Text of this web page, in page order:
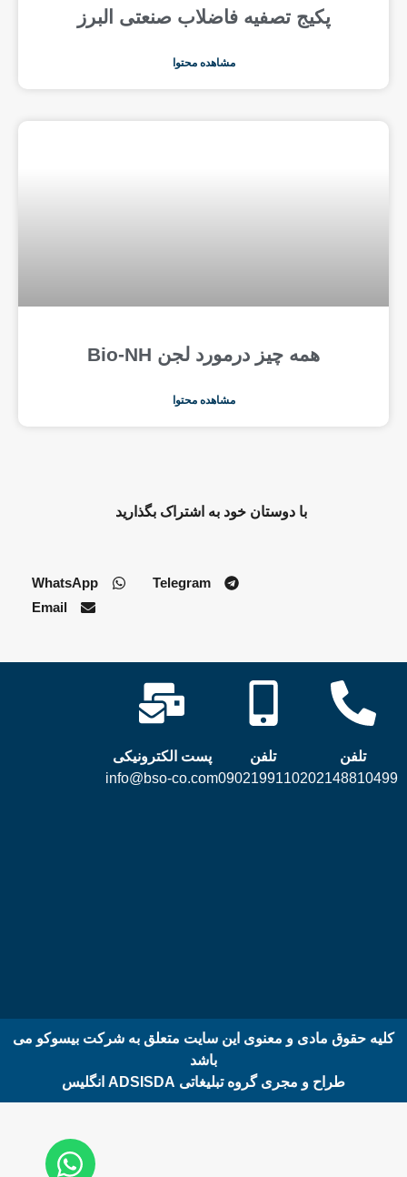
پکیج تصفیه فاضلاب صنعتی البرز
مشاهده محتوا
همه چیز درمورد لجن Bio-NH
مشاهده محتوا
با دوستان خود به اشتراک بگذارید
Telegram
WhatsApp
Email
تلفن
02148810499
تلفن
09021991102
پست الکترونیکی
info@bso-co.com
کلیه حقوق مادی و معنوی این سایت متعلق به شرکت بیسوکو می
باشد
طراح و مجری گروه تبلیغاتی ADSISDA انگلیس